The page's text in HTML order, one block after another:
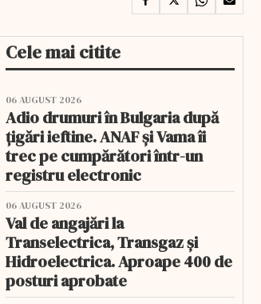
Cele mai citite
06 AUGUST 2026
Adio drumuri în Bulgaria după
țigări ieftine. ANAF și Vama îi
trec pe cumpărători într-un
registru electronic
06 AUGUST 2026
Val de angajări la
Transelectrica, Transgaz și
Hidroelectrica. Aproape 400 de
posturi aprobate